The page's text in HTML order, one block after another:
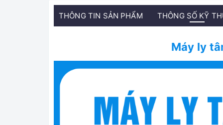
THÔNG TIN SẢN PHẨM THÔNG SỐ KỸ
Máy ly